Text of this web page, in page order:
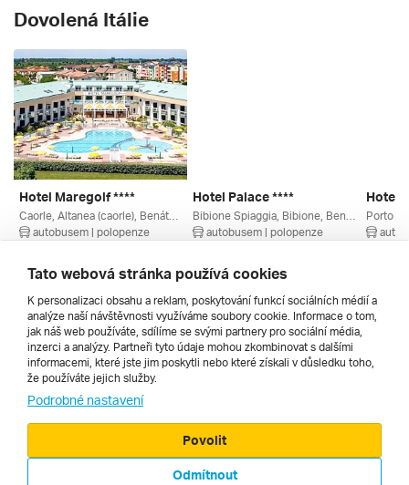
Dovolená Itálie
Hotel Maregolf ****
autobusem | polopenze
21 660 Kč
Hotel Palace ****
autobusem | polopenze
16 234 Kč
Hotel
Všechny
Cestopisy
Tato webová stránka používá cookies
K personalizaci obsahu a reklam, poskytování funkcí sociálních médií a
analýze naší návštěvnosti využíváme soubory cookie. Informace o tom,
jak náš web používáte, sdílíme se svými partnery pro sociální média,
inzerci a analýzy. Partneři tyto údaje mohou zkombinovat s dalšími
informacemi, které jste jim poskytli nebo které získali v důsledku toho,
že používáte jejich služby.
Podrobné nastavení
Odmítnout
Povolit